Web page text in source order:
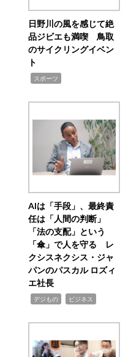
日野川の風を感じて絶
品ジビエも満喫 鳥取
のサイクリングイベン
ト
スポーツ
AIは「手段」、最終責
任は「人間の判断」
「法の支配」という
「傘」で人を守る レ
クシスネクシス・ジャ
パンのパスカル ロズィ
エ社長
デジもの ビジネス